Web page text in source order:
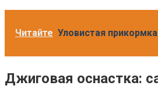
Читайте Уловистая
Джиговая оснастка: